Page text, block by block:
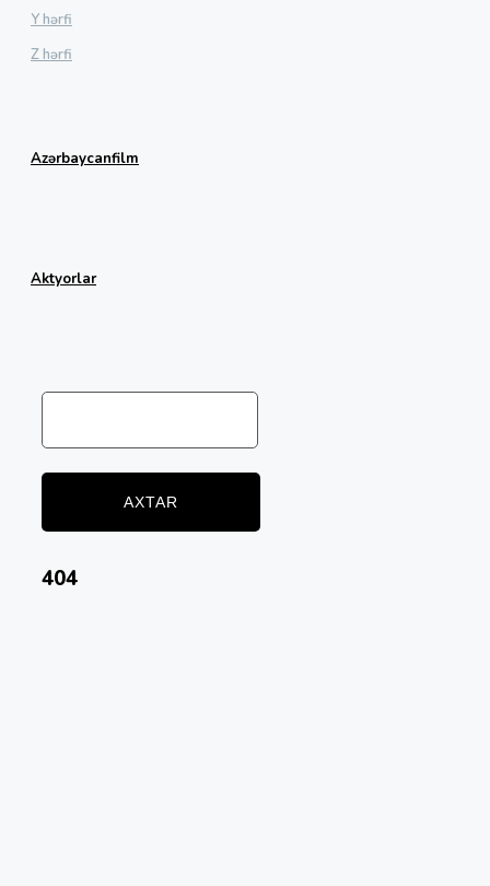
Y hərfi
Z hərfi
Azərbaycanfilm
Aktyorlar
AXTAR
404